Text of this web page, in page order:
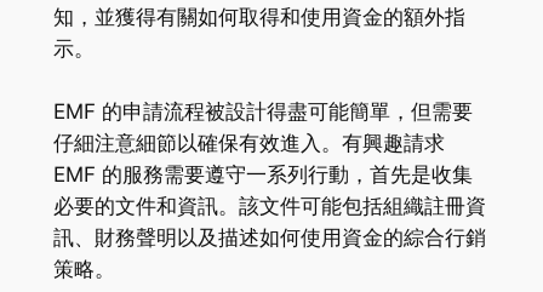
知，並獲得有關如何取得和使用資金的額外指
示。
EMF 的申請流程被設計得盡可能簡單，但需要
仔細注意細節以確保有效進入。有興趣請求
EMF 的服務需要遵守一系列行動，首先是收集
必要的文件和資訊。該文件可能包括組織註冊資
訊、財務聲明以及描述如何使用資金的綜合行銷
策略。